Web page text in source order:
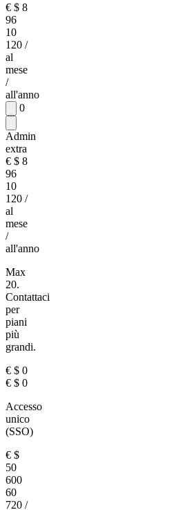
€ $ 8
96
10
120 /
al
mese
/
all'anno
0
Admin
extra
€ $ 8
96
10
120 /
al
mese
/
all'anno
Max
20.
Contattaci
per
piani
più
grandi.
€ $ 0
€ $ 0
Accesso
unico
(SSO)
€ $
50
600
60
720 /